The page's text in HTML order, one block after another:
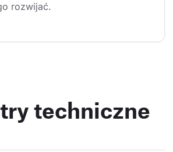
rozwijać.
techniczne